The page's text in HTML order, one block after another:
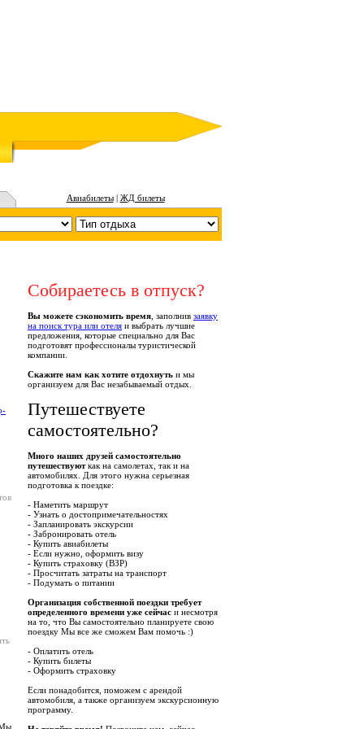
Авиабилеты| ЖД билеты
Мы
Собираетесь в отпуск?
Вы можете сэкономить время , заполнив заявку
на поиск тура или отеля и выбрать лучшие
предложения, которые специально для Вас
подготовят профессионалы туристической
компании.
Скажите нам как хотите отдохнуть и мы
организуем для Вас незабываемый отдых.
Путешествуете
самостоятельно?
Много наших друзей самостоятельно
путешествуюткак на самолетах, так и на
автомобилях. Для этого нужна серьезная
подготовка к поездке:
- Наметить маршрут
- Узнать о достопримечательностях
- Запланировать экскурсии
- Забронировать отель
- Купить авиабилеты
- Если нужно, оформить визу
- Купить страховку (ВЗР)
- Просчитать затраты на транспорт
- Подумать о питании
Организация собственной поездки требует
определенного времени уже сейчас и несмотря
на то, что Вы самостоятельно планируете свою
поездку Мы все же сможем Вам помочь :)
- Оплатить отель
- Купить билеты
- Оформить страховку
Если понадобится, поможем с арендой
автомобиля, а также организуем экскурсионную
программу.